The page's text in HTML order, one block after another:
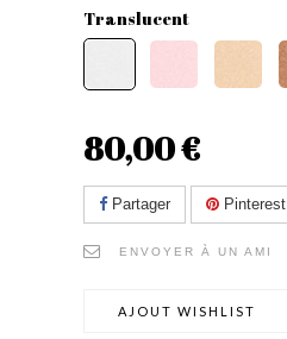
Translucent
80,00 €
Partager Pinterest
ENVOYER À UN AMI
AJOUT WISHLIST